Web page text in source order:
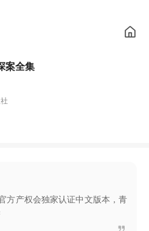
案全集
方产权会独家认证中文版本，青